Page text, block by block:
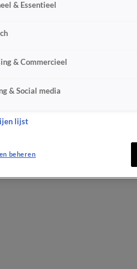
& Essentieel
& Commercieel
& Social media
lijst
beheren